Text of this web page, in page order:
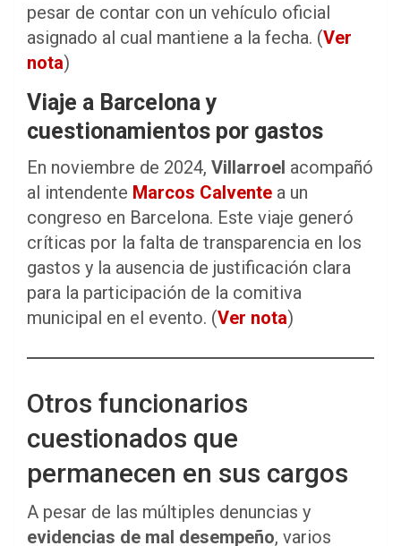
pesar de contar con un vehículo oficial
asignado al cual mantiene a la fecha. (Ver
nota)
Viaje a Barcelona y
cuestionamientos por gastos
En noviembre de 2024, Villarroel acompañó
al intendente Marcos Calvente a un
congreso en Barcelona. Este viaje generó
críticas por la falta de transparencia en los
gastos y la ausencia de justificación clara
para la participación de la comitiva
municipal en el evento. (Ver nota)
Otros funcionarios
cuestionados que
permanecen en sus cargos
A pesar de las múltiples denuncias y
evidencias de mal desempeño, varios